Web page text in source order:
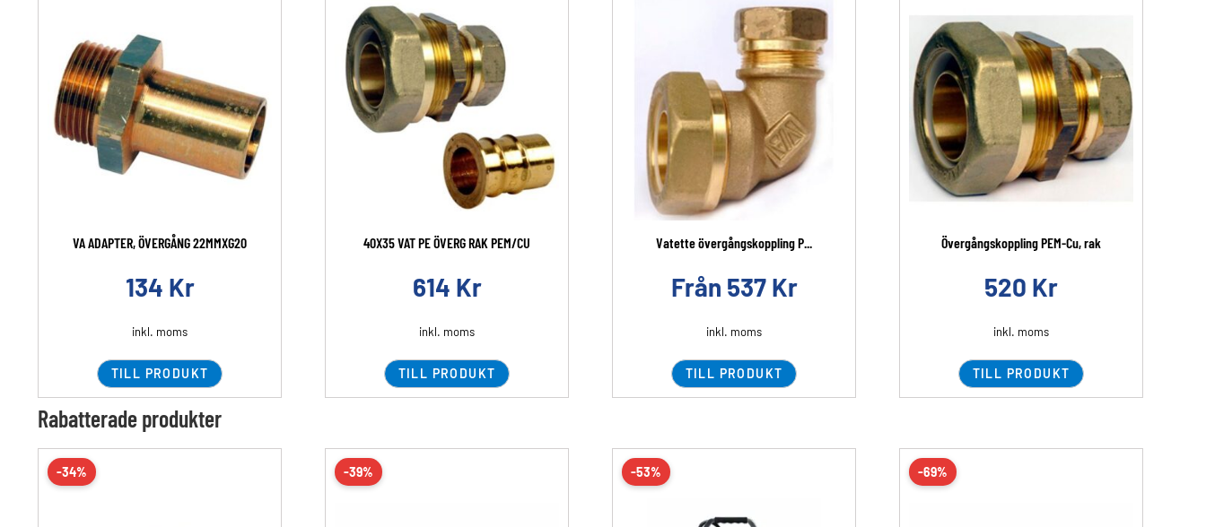
VA ADAPTER, ÖVERGÅNG 22MMXG20
134 Kr
inkl. moms
TILL PRODUKT
40X35 VAT PE ÖVERG RAK PEM/CU
614 Kr
inkl. moms
TILL PRODUKT
Vatette övergångskoppling P...
Från 537 Kr
inkl. moms
TILL PRODUKT
Övergångskoppling PEM-Cu, rak
520 Kr
inkl. moms
TILL PRODUKT
Rabatterade produkter
-34% -39% -53% -69%